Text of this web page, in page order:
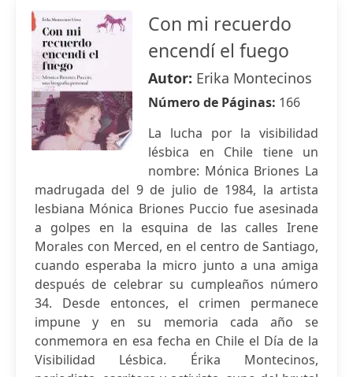
Con mi recuerdo
encendí el fuego
Autor: Erika Montecinos
Número de Páginas: 166
La lucha por la visibilidad
lésbica en Chile tiene un
nombre: Mónica Briones La
madrugada del 9 de julio de 1984, la artista
lesbiana Mónica Briones Puccio fue asesinada
a golpes en la esquina de las calles Irene
Morales con Merced, en el centro de Santiago,
cuando esperaba la micro junto a una amiga
después de celebrar su cumpleaños número
34. Desde entonces, el crimen permanece
impune y en su memoria cada año se
conmemora en esa fecha en Chile el Día de la
Visibilidad Lésbica. Érika Montecinos,